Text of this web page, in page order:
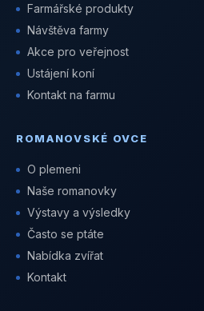
Farmářské produkty
Návštěva farmy
Akce pro veřejnost
Ustájení koní
Kontakt na farmu
ROMANOVSKÉ OVCE
O plemeni
Naše romanovky
Výstavy a výsledky
Často se ptáte
Nabídka zvířat
Kontakt